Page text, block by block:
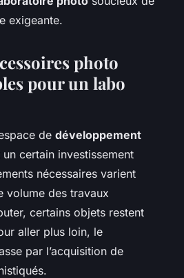
exigeante.
photo
pour un labo
de développement
un certain investissement
nécessaires varient
volume des travaux
certains objets restent
aller plus loin, le
par l’acquisition de